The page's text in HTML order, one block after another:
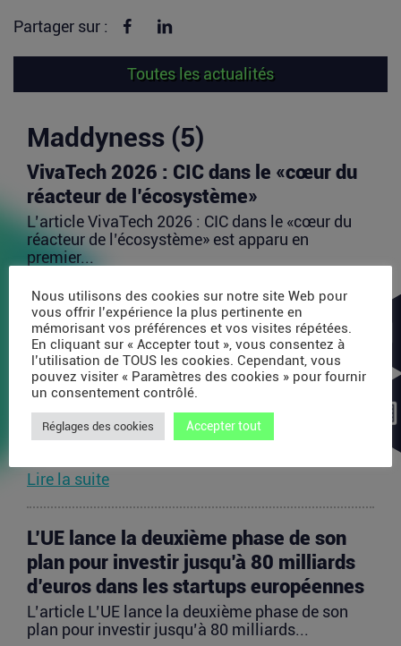
Partager sur : Partager sur Facebook
Toutes les actualités
Maddyness (5)
VivaTech 2026 : CIC dans le «cœur du
réacteur de l’écosystème»
L’article VivaTech 2026 : CIC dans le «cœur du
réacteur de l’écosystème» est apparu en
premier...
Après AMI Labs, Yann LeCun veut
lancer un fonds de 200 millions d’euros
dédié à l’IA
L’article Après AMI Labs, Yann LeCun veut lancer
un fonds de 200 millions d’euros dédié à l’IA
Lire la suite
L’UE lance la deuxième phase de son
plan pour investir jusqu’à 80 milliards
d’euros dans les startups européennes
L’article L’UE lance la deuxième phase de son
plan pour investir jusqu’à 80 milliards...
Nous utilisons des cookies sur notre site Web pour
vous offrir l’expérience la plus pertinente en
mémorisant vos préférences et vos visites répétées.
En cliquant sur « Accepter tout », vous consentez à
l’utilisation de TOUS les cookies. Cependant, vous
pouvez visiter « Paramètres des cookies » pour fournir
un consentement contrôlé.
Réglages des cookies Accepter tout